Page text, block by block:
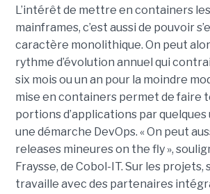
L’intérêt de mettre en containers
mainframes, c’est aussi de pouvoir
caractère monolithique. On peut
rythme d’évolution annuel qui
six mois ou un an pour la moindre
mise en containers permet de faire
portions d’applications par
une démarche DevOps. « On peut
releases mineures on the fly »,
Fraysse, de Cobol-IT. Sur les projets,
travaille avec des partenaires